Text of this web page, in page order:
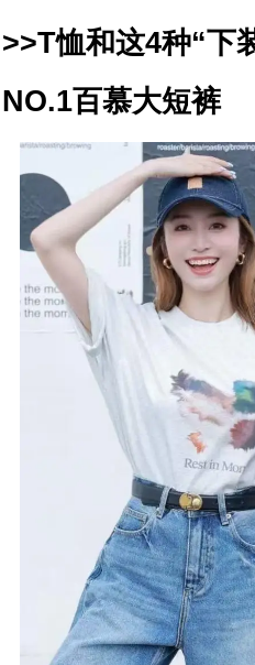
>>T恤和这4种“下
NO.1百慕大短裤